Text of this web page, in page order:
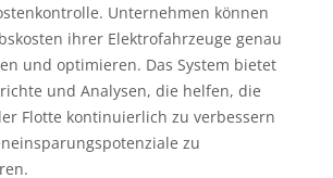
Unternehmen können
ihrer Elektrofahrzeuge genau
und optimieren. Das System bietet
und Analysen, die helfen, die
Flotte kontinuierlich zu verbessern
zu